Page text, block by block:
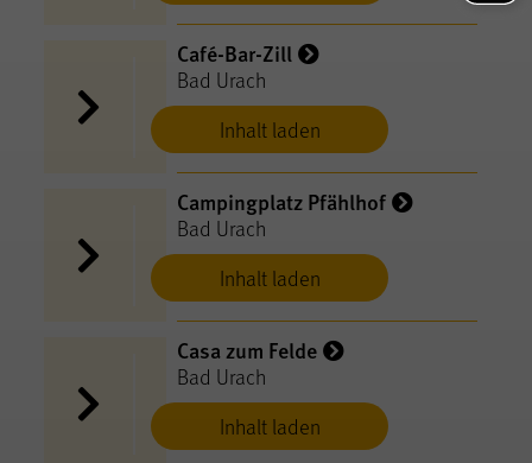
Inhalt laden
Café-Bar-Zill
Bad Urach
Inhalt laden
Campingplatz Pfählhof
Bad Urach
Inhalt laden
Casa zum Felde
Bad Urach